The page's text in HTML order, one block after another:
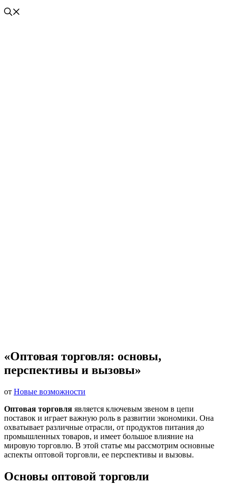
«Оптовая торговля: основы,
перспективы и вызовы»
от Новые возможности
Оптовая торговля является ключевым звеном в цепи
поставок и играет важную роль в развитии экономики. Она
охватывает различные отрасли, от продуктов питания до
промышленных товаров, и имеет большое влияние на
мировую торговлю. В этой статье мы рассмотрим основные
аспекты оптовой торговли, ее перспективы и вызовы.
Основы оптовой торговли